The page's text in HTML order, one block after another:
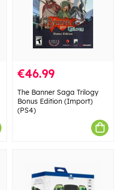
€46.99
The Banner Saga Trilogy
Bonus Edition (Import)
(PS4)